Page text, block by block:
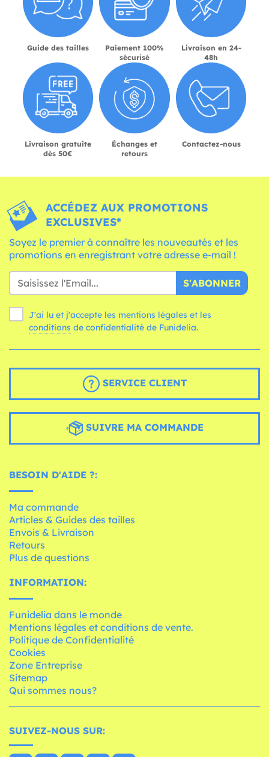
Guide des tailles
Paiement 100%
sécurisé
Livraison en 24-
48h
Livraison gratuite
dès 50€
Échanges et
retours
Contactez-nous
ACCÉDEZ AUX PROMOTIONS
EXCLUSIVES*
Soyez le premier à connaître les nouveautés et les
promotions en enregistrant votre adresse e-mail !
S'ABONNER
J'ai lu et j'accepte les mentions légales et les
conditions de confidentialité de Funidelia.
SERVICE CLIENT
SUIVRE MA COMMANDE
BESOIN D'AIDE ?:
Ma commande
Articles & Guides des tailles
Envois & Livraison
Retours
Plus de questions
INFORMATION:
Funidelia dans le monde
Mentions légales et conditions de vente.
Politique de Confidentialité
Cookies
Zone Entreprise
Sitemap
Qui sommes nous?
SUIVEZ-NOUS SUR: